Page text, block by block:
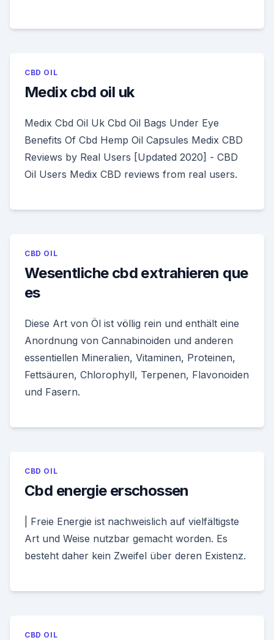
CBD OIL
Medix cbd oil uk
Medix Cbd Oil Uk Cbd Oil Bags Under Eye
Benefits Of Cbd Hemp Oil Capsules Medix CBD
Reviews by Real Users [Updated 2020] - CBD
Oil Users Medix CBD reviews from real users.
CBD OIL
Wesentliche cbd extrahieren que
es
Diese Art von Öl ist völlig rein und enthält eine
Anordnung von Cannabinoiden und anderen
essentiellen Mineralien, Vitaminen, Proteinen,
Fettsäuren, Chlorophyll, Terpenen, Flavonoiden
und Fasern.
CBD OIL
Cbd energie erschossen
| Freie Energie ist nachweislich auf vielfältigste
Art und Weise nutzbar gemacht worden. Es
besteht daher kein Zweifel über deren Existenz.
CBD OIL